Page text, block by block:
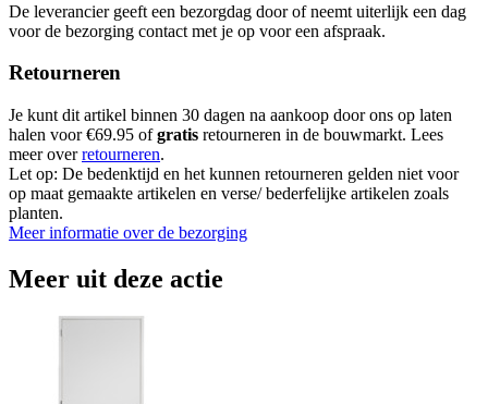
De leverancier geeft een bezorgdag door of neemt uiterlijk een dag
voor de bezorging contact met je op voor een afspraak.
Retourneren
Je kunt dit artikel binnen 30 dagen na aankoop door ons op laten
halen voor €69.95 ofgratis retourneren in de bouwmarkt. Lees
meer overretourneren.
Let op: De bedenktijd en het kunnen retourneren gelden niet voor
op maat gemaakte artikelen en verse/ bederfelijke artikelen zoals
planten.
Meer informatie over de bezorging
Meer uit deze actie